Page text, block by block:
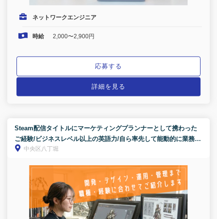
ネットワークエンジニア
時給 2,000〜2,900円
応募する
詳細を見る
Steam配信タイトルにマーケティングプランナーとして携わった
ご経験/ビジネスレベル以上の英語力/自ら率先して能動的に業務に
取り組める方※これかなり重要です
中央区八丁堀